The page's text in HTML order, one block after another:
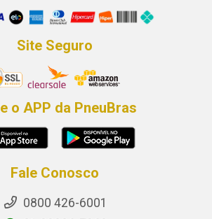
Site Seguro
o APP da PneuBras
Fale Conosco
0800 426-6001